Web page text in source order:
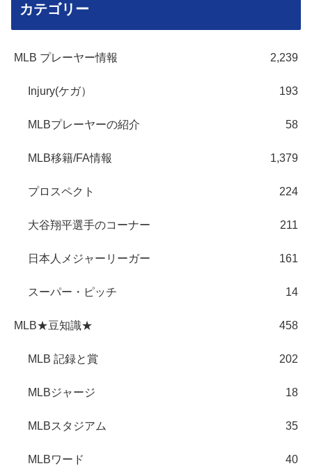
カテゴリー
MLB プレーヤー情報 2,239
Injury(ケガ） 193
MLBプレーヤーの紹介 58
MLB移籍/FA情報 1,379
プロスペクト 224
大谷翔平選手のコーナー 211
日本人メジャーリーガー 161
スーパー・ピッチ 14
MLB★豆知識★ 458
MLB 記録と賞 202
MLBジャージ 18
MLBスタジアム 35
MLBワード 40